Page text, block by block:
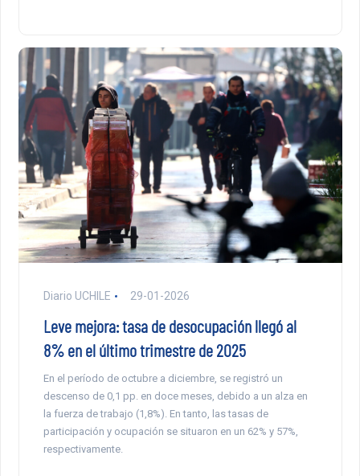
Diario UCHILE 29-01-2026
Leve mejora: tasa de desocupación llegó al
8% en el último trimestre de 2025
En el período de octubre a diciembre, se registró un
descenso de 0,1 pp. en doce meses, debido a un alza en
la fuerza de trabajo (1,8%). En tanto, las tasas de
participación y ocupación se situaron en un 62% y 57%,
respectivamente.